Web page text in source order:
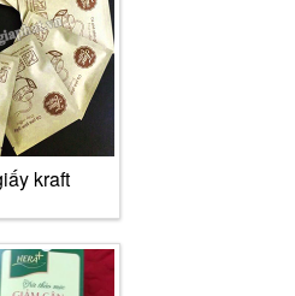
kraft